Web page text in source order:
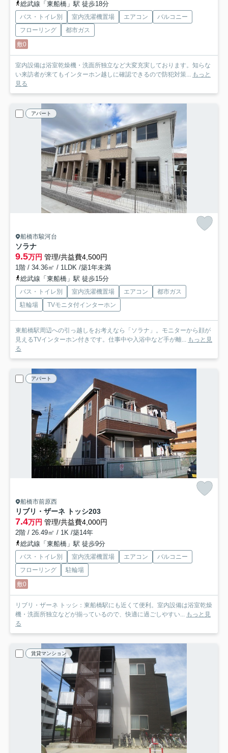
総武線「東船橋」駅 徒歩18分
バス・トイレ別 室内洗濯機置場 エアコン
バルコニー
フローリング
都市ガス
敷0
室内設備は浴室乾燥機・洗面所独立など大変充実しております。知らな
い来訪者が来てもインターホン越しに確認できるので防犯対策... もっと
見る
アパート
船橋市駿河台
ソラナ
9.5万円 管理/共益費4,500円
1階 / 34.36㎡ / 1LDK /築1年未満
総武線「東船橋」駅 徒歩15分
バス・トイレ別 室内洗濯機置場 エアコン
都市ガス
駐輪場
TVモニタ付インターホン
東船橋駅周辺への引っ越しをお考えなら「ソラナ」。モニターから顔が
見えるTVインターホン付きです。仕事中や入浴中など手が離... もっと見
る
アパート
船橋市前原西
リブリ・ザーネ トッシ203
7.4万円 管理/共益費4,000円
2階 / 26.49㎡ / 1K /築14年
総武線「東船橋」駅 徒歩9分
バス・トイレ別 室内洗濯機置場 エアコン
バルコニー
フローリング
駐輪場
敷0
リブリ・ザーネ トッシ：東船橋駅にも近くて便利。室内設備は浴室乾燥
機・洗面所独立などが揃っているので、快適に過ごしやすい... もっと見
る
賃貸マンション